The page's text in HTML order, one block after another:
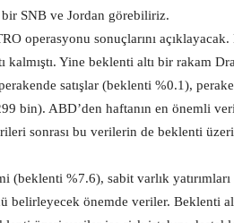
SNB ve Jordan görebiliriz.
operasyonu sonuçlarını
kalmıştı. Yine beklenti altı bir rakam
satışlar (beklenti %0.1),
bin). ABD’den haftanın en önemli
sonrası bu verilerin de beklenti
(beklenti %7.6), sabit varlık
belirleyecek önemde veriler. Beklenti